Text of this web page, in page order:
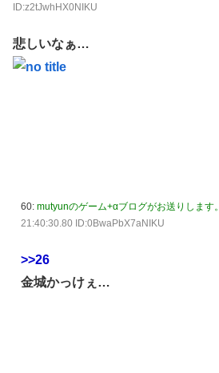
ID:z2tJwhHX0NIKU
悲しいなぁ…
60: mutyunのゲーム+αブログがお送りします。
21:40:30.80 ID:0BwaPbX7aNIKU
>>26
金城かっけぇ…